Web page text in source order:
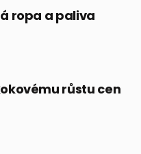
ropa a paliva
růstu cen